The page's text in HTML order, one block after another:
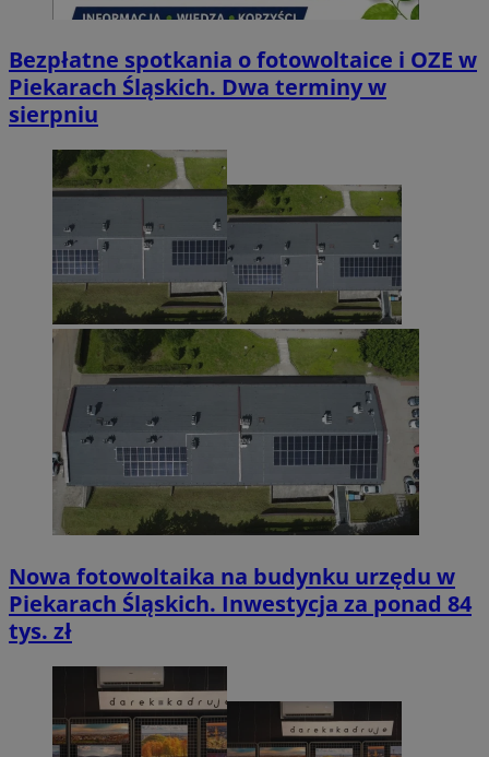
Bezpłatne spotkania o fotowoltaice i OZE w
Piekarach Śląskich. Dwa terminy w
sierpniu
Nowa fotowoltaika na budynku urzędu w
Piekarach Śląskich. Inwestycja za ponad 84
tys. zł